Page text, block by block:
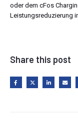
oder dem cFos
Leistungsreduzierung
Share this post